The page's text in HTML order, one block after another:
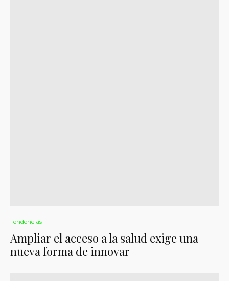
Tendencias
Ampliar el acceso a la salud exige una
nueva forma de innovar